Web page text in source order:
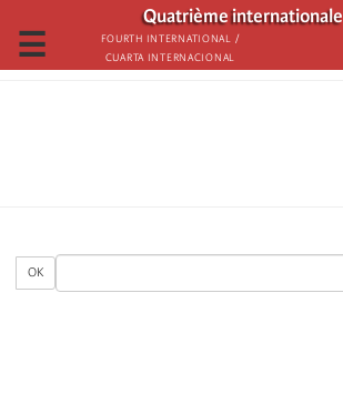
Quatrième internationale
Fourth International /
Cuarta Internacional
☰
OK